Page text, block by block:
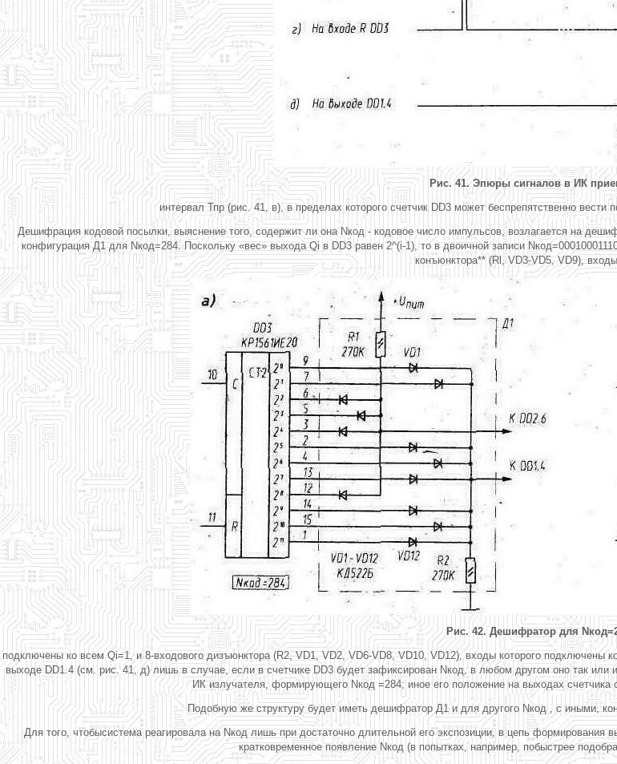
Рис. 41. Эпюры сигналов в ИК
интервал Тпр (рис. 41, в), в пределах которого счетчик DD3 может беспрепятственно
Дешифрация кодовой посылки, выяснение того, содержит ли она Nкод - кодовое число импульсов, возлагается на
конфигурация Д1 для Nкод=284. Поскольку «вес» выхода Qi в DD3 равен 2^(i-1), то в двоичной записи
конъюнктора** (Rl, VD3-VD5, VD9), входы
Рис. 42. Дешифратор для
подключены ко всем Qi=1, и 8-входового дизъюнктора (R2, VD1, VD2, VD6-VD8, VD10, VD12), входы которого подключены
выходе DD1.4 (см. рис. 41, д) лишь в случае, если в счетчике DD3 будет зафиксирован Nкод, в любом другом оно так
ИК излучателя, формирующего Nкод =284; иное его положение на выходах счетчика
Подобную же структуру будет иметь дешифратор Д1 и для другого Nкод , с иными,
Для того, чтобысистема реагировала на Nкод лишь при достаточно длительной его экспозиции, в цепь формирования
кратковременное появление Nкод (в попытках, например, побыстрее